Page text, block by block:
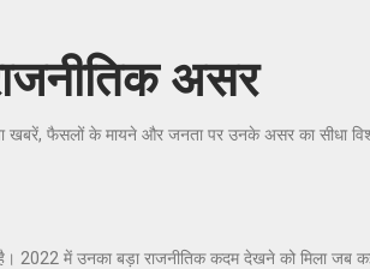
असर
खबरें, फैसलों के मायने और जनता पर उनके असर का सीधा
2022 में उनका बड़ा राजनीतिक कदम देखने को मिला जब